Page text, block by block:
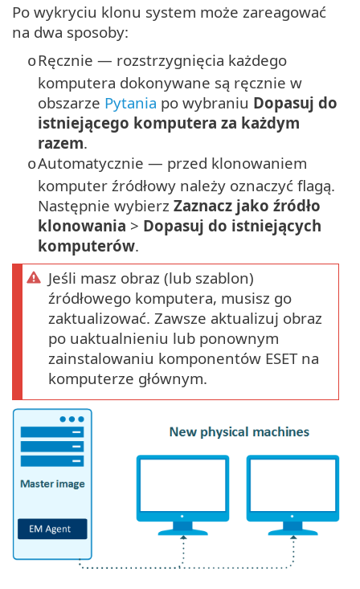
Po wykryciu klonu system może zareagować
na dwa sposoby:
oRęcznie — rozstrzygnięcia każdego
komputera dokonywane są ręcznie w
obszarze Pytania po wybraniu Dopasuj do
istniejącego komputera za każdym
razem.
oAutomatycznie — przed klonowaniem
komputer źródłowy należy oznaczyć flagą.
Następnie wybierz Zaznacz jako źródło
klonowania > Dopasuj do istniejących
komputerów.
Jeśli masz obraz (lub szablon)
źródłowego komputera, musisz go
zaktualizować. Zawsze aktualizuj obraz
po uaktualnieniu lub ponownym
zainstalowaniu komponentów ESET na
komputerze głównym.